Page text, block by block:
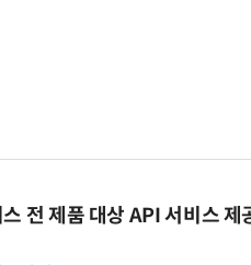
전 제품 대상 API 서비스